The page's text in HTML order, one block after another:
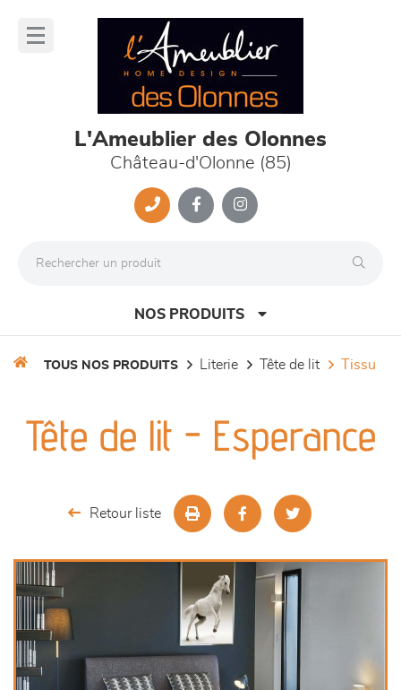
L'Ameublier des Olonnes
Château-d'Olonne (85)
NOS PRODUITS
séjours
meubles de complément
literie
décoration
TOUS NOS PRODUITS literie tête de lit tissu
Tête de lit - Esperance
Retour liste